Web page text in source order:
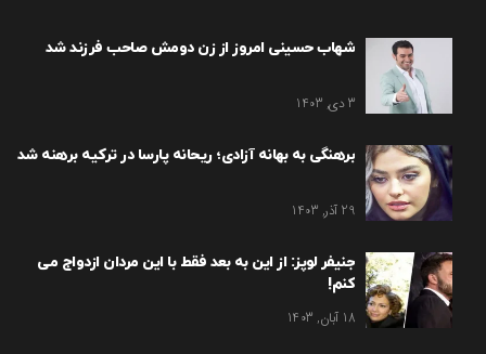
شهاب حسینی امروز از زن دومش صاحب فرزند شد
3 دی, 1403
برهنگی به بهانه آزادی؛ ریحانه پارسا در ترکیه برهنه شد
29 آذر, 1403
جنیفر لوپز: از این به بعد فقط با این مردان ازدواج می
کنم!
18 آبان, 1403